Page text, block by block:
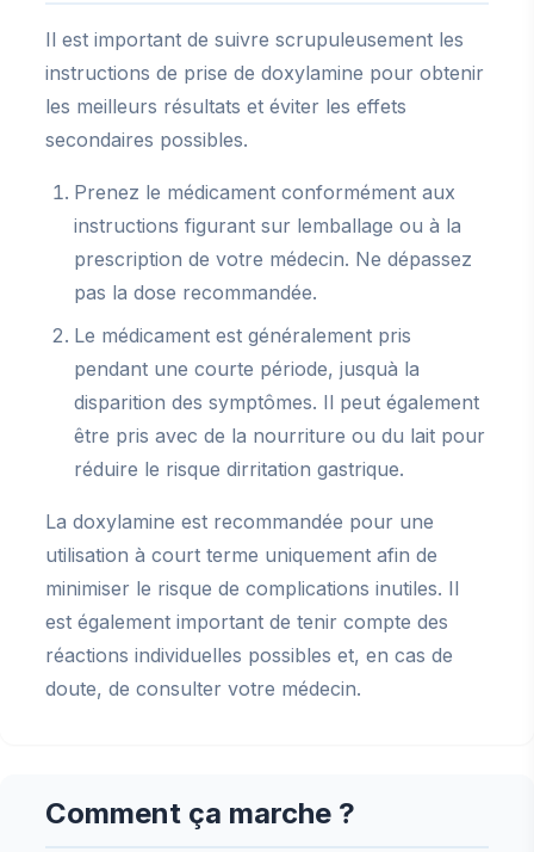
Il est important de suivre scrupuleusement les
instructions de prise de doxylamine pour obtenir
les meilleurs résultats et éviter les effets
secondaires possibles.
Prenez le médicament conformément aux
instructions figurant sur lemballage ou à la
prescription de votre médecin. Ne dépassez
pas la dose recommandée.
Le médicament est généralement pris
pendant une courte période, jusquà la
disparition des symptômes. Il peut également
être pris avec de la nourriture ou du lait pour
réduire le risque dirritation gastrique.
La doxylamine est recommandée pour une
utilisation à court terme uniquement afin de
minimiser le risque de complications inutiles. Il
est également important de tenir compte des
réactions individuelles possibles et, en cas de
doute, de consulter votre médecin.
Comment ça marche ?